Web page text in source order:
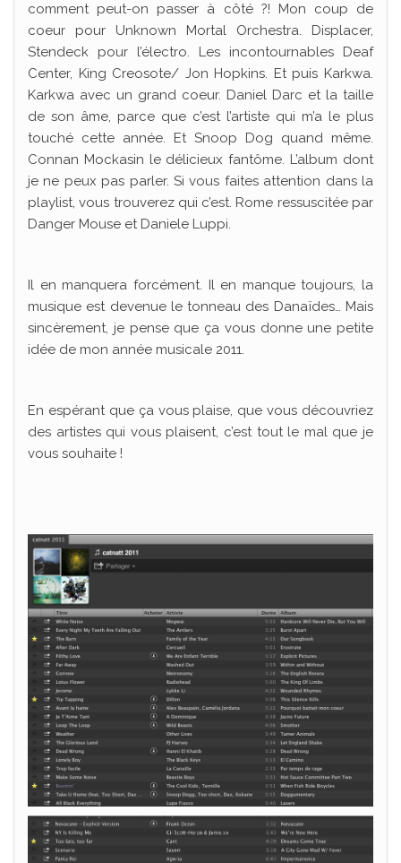
comment peut-on passer à côté ?! Mon coup de
coeur pour Unknown Mortal Orchestra. Displacer,
Stendeck pour l’électro. Les incontournables Deaf
Center, King Creosote/ Jon Hopkins. Et puis Karkwa.
Karkwa avec un grand coeur. Daniel Darc et la taille
de son âme, parce que c’est l’artiste qui m’a le plus
touché cette année. Et Snoop Dog quand même.
Connan Mockasin le délicieux fantôme. L’album dont
je ne peux pas parler. Si vous faites attention dans la
playlist, vous trouverez qui c’est. Rome ressuscitée par
Danger Mouse et Daniele Luppi.
Il en manquera forcément. Il en manque toujours, la
musique est devenue le tonneau des Danaïdes… Mais
sincèrement, je pense que ça vous donne une petite
idée de mon année musicale 2011.
En espérant que ça vous plaise, que vous découvriez
des artistes qui vous plaisent, c’est tout le mal que je
vous souhaite !